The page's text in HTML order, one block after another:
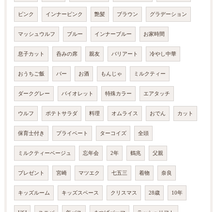
ピンク インナーピンク 艶髪 ブラウン グラデーション
マッシュウルフ ブルー インナーブルー お家時間
息子カット 呑みの席 親友 バリアート 冷やし中華
おうちご飯 バー お酒 もんじゃ ミルクティー
ダークグレー バイオレット 特殊カラー エアタッチ
ウルフ ポテトサラダ 料理 オムライス おでん カット
保育士付き プライベート ターコイズ 全頭
ミルクティーベージュ 忘年会 2年 鶴兆 父親
プレゼント 宮崎 マツエク 七五三 着物 奈良
キッズルーム キッズスペース クリスマス 28歳 10年